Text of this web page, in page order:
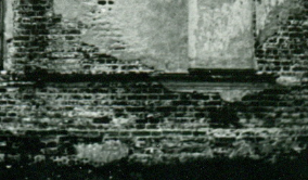
были разобраны на кирпич. С
коммуна, уездный комитет партии,
и ухода храмы страдали от непогоды
1;
2;